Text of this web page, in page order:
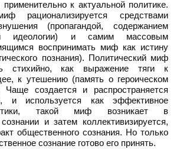
применительно к актуальной политике.
рационализируется средствами
(пропагандой, содержанием
идеологии) и самим массовым
воспринимать миф как истину
познания). Политический миф
стихийно, как выражение тяги к
к утешению (память о героическом
создается и распространяется
и используется как эффективное
такой миф возникает в
и затем коллективизируется,
общественного сознания. Но только
сознание готово его принять.